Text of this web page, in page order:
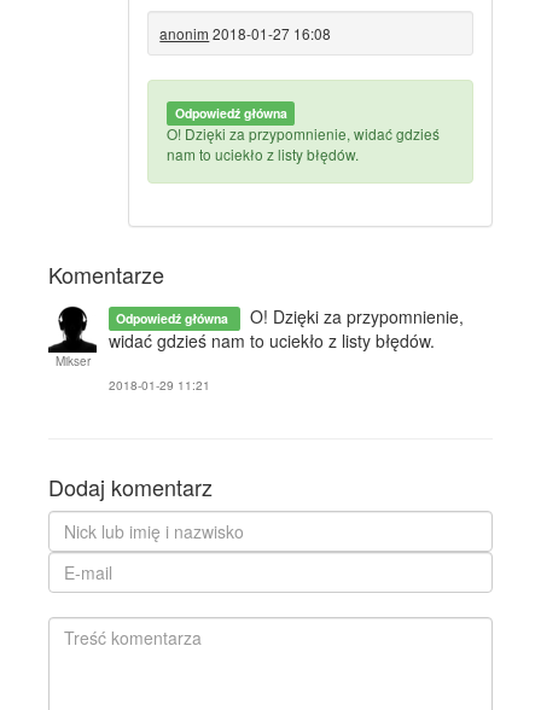
anonim 2018-01-27 16:08
Odpowiedź główna
O! Dzięki za przypomnienie, widać gdzieś
nam to uciekło z listy błędów.
Komentarze
Mikser
Odpowiedź główna
O! Dzięki za przypomnienie,
widać gdzieś nam to uciekło z listy błędów.
2018-01-29 11:21
Dodaj komentarz